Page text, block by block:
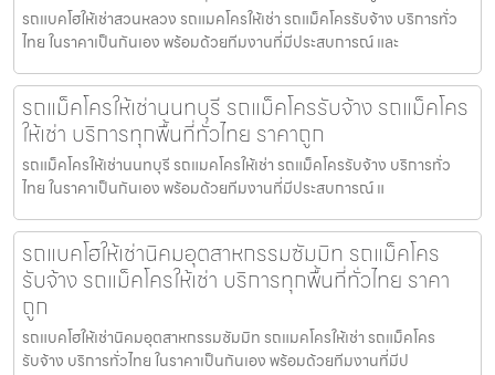
รถแบคโฮให้เช่าสวนหลวง รถแมคโครให้เช่า รถแม็คโครรับจ้าง บริการทั่ว
ไทย ในราคาเป็นกันเอง พร้อมด้วยทีมงานที่มีประสบการณ์ และ
รถแม็คโครให้เช่านนทบุรี รถแม็คโครรับจ้าง รถแม็คโคร
ให้เช่า บริการทุกพื้นที่ทั่วไทย ราคาถูก
รถแม็คโครให้เช่านนทบุรี รถแมคโครให้เช่า รถแม็คโครรับจ้าง บริการทั่ว
ไทย ในราคาเป็นกันเอง พร้อมด้วยทีมงานที่มีประสบการณ์ แ
รถแบคโฮให้เช่านิคมอุตสาหกรรมซัมมิท รถแม็คโคร
รับจ้าง รถแม็คโครให้เช่า บริการทุกพื้นที่ทั่วไทย ราคา
ถูก
รถแบคโฮให้เช่านิคมอุตสาหกรรมซัมมิท รถแมคโครให้เช่า รถแม็คโคร
รับจ้าง บริการทั่วไทย ในราคาเป็นกันเอง พร้อมด้วยทีมงานที่มีป